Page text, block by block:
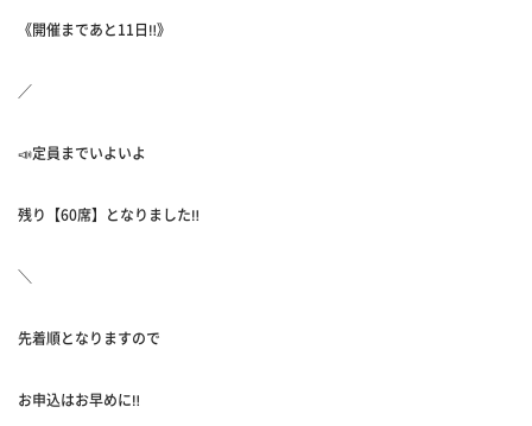
《開催まであと11日‼️》
／
📣定員までいよいよ
残り【60席】となりました‼️
＼
先着順となりますので
お申込はお早めに‼️